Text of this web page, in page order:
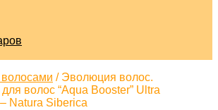
волосами / Эволюция волос.
волос “Aqua Booster” Ultra
Natura Siberica